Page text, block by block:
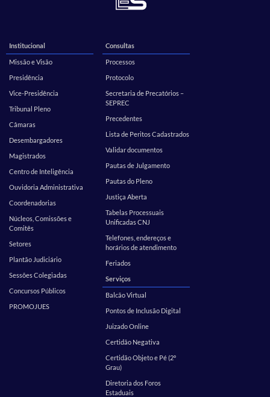
Institucional
Missão e Visão
Presidência
Vice-Presidência
Tribunal Pleno
Câmaras
Desembargadores
Magistrados
Centro de Inteligência
Ouvidoria Administrativa
Coordenadorias
Núcleos, Comissões e
Comitês
Setores
Plantão Judiciário
Sessões Colegiadas
Concursos Públicos
PROMOJUES
Consultas
Processos
Protocolo
Secretaria de Precatórios –
SEPREC
Precedentes
Lista de Peritos Cadastrados
Validar documentos
Pautas de Julgamento
Pautas do Pleno
Justiça Aberta
Tabelas Processuais
Unificadas CNJ
Telefones, endereços e
horários de atendimento
Feriados
Serviços
Balcão Virtual
Pontos de Inclusão Digital
Juizado Online
Certidão Negativa
Certidão Objeto e Pé (2º
Grau)
Diretoria dos Foros
Estaduais